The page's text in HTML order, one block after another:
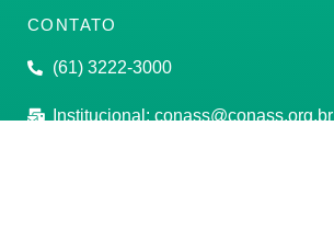
CONTATO
(61) 3222-3000
Institucional: conass@conass.org.br